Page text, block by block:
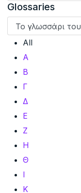
Glossaries
All
Α
Β
Γ
Δ
Ε
Ζ
Η
Θ
Ι
Κ